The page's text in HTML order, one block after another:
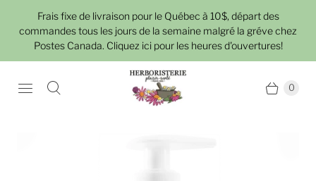
Frais fixe de livraison pour le Québec à 10$, départ des
commandes tous les jours de la semaine malgré la gréve chez
Postes Canada. Cliquez ici pour les heures d'ouvertures!
0